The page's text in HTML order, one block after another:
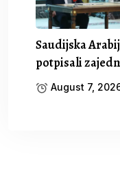
Saudijska
potpisali
August 7,